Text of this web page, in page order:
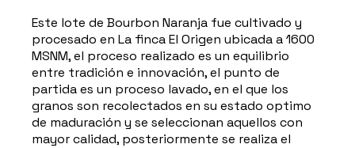
Este lote de Bourbon Naranja fue cultivado y
procesado en La finca El Origen ubicada a 1600
MSNM, el proceso realizado es un equilibrio
entre tradición e innovación, el punto de
partida es un proceso lavado, en el que los
granos son recolectados en su estado optimo
de maduración y se seleccionan aquellos con
mayor calidad, posteriormente se realiza el